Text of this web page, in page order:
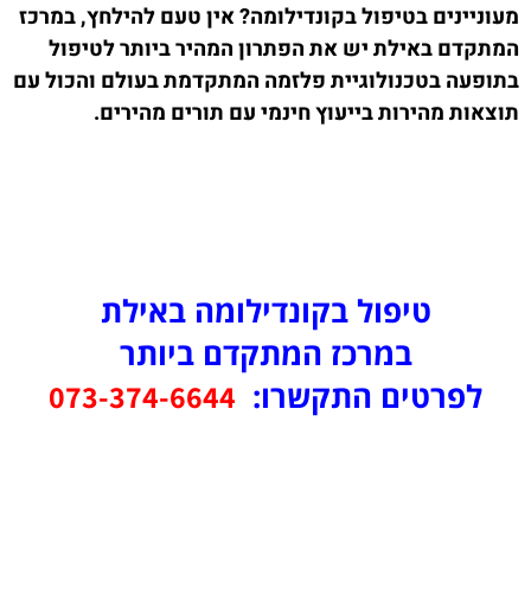
מעוניינים בטיפול בקונדילומה? אין טעם להילחץ, במרכז
המתקדם באילת יש את הפתרון המהיר ביותר לטיפול
בתופעה בטכנולוגיית פלזמה המתקדמת בעולם והכול עם
תוצאות מהירות בייעוץ חינמי עם תורים מהירים.
טיפול בקונדילומה באילת
במרכז המתקדם ביותר
לפרטים התקשרו: 073-374-6644